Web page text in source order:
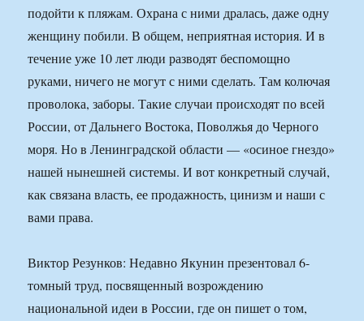
подойти к пляжам. Охрана с ними дралась, даже одну
женщину побили. В общем, неприятная история. И в
течение уже 10 лет люди разводят беспомощно
руками, ничего не могут с ними сделать. Там колючая
проволока, заборы. Такие случаи происходят по всей
России, от Дальнего Востока, Поволжья до Черного
моря. Но в Ленинградской области — «осиное гнездо»
нашей нынешней системы. И вот конкретный случай,
как связана власть, ее продажность, цинизм и наши с
вами права.
Виктор Резунков: Недавно Якунин презентовал 6-
томный труд, посвященный возрождению
национальной идеи в России, где он пишет о том,